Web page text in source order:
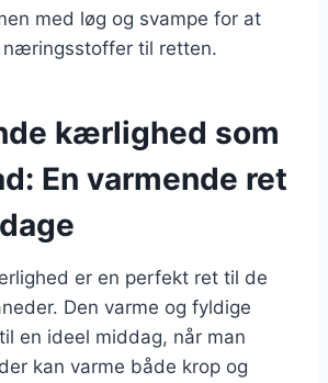
med løg og svampe for at
til retten.
kærlighed som
En varmende ret
er en perfekt ret til de
Den varme og fyldige
en ideel middag, når man
kan varme både krop og